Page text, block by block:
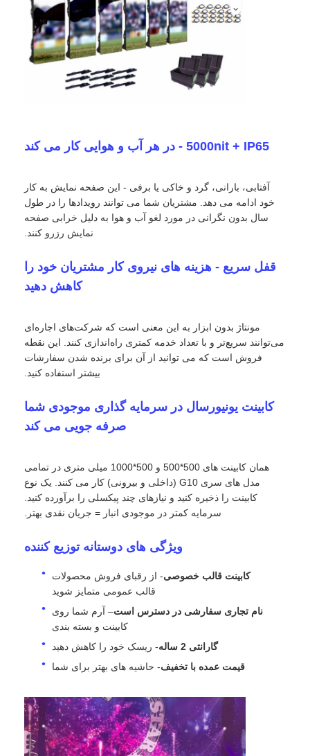
اجاره صفحه نمایش LED
صفحه نمایش LED SMD
5000nit + IP65 - در هر آب و هوایی کار می کند
آفتابی، بارانی، گرد و خاکی یا برفی - این صفحه نمایش به کار
خود ادامه می دهد. مشتریان شما می توانند رویدادها را در طول
سال بدون نگرانی در مورد لغو آب و هوا به دلیل خرابی صفحه
نمایش رزرو کنند.
قفل سریع - هزینه های نیروی کار مشتریان خود را
کاهش دهید
مونتاژ بدون ابزار به این معنی است که شرکت‌های اجاره‌ای
می‌توانند سریع‌تر و با تعداد خدمه کمتری راه‌اندازی کنند. این نقطه
فروش است که می توانید از آن برای برنده شدن سفارشات
بیشتر استفاده کنید.
کابینت یونیورسال در سرمایه گذاری موجودی شما
صرفه جویی می کند
همان کابینت های 500*500 و 500*1000 میلی متری در تمامی
مدل های سری G10 (داخلی و بیرونی) کار می کنند. یک نوع
کابینت را ذخیره کنید و نیازهای چند پیکسلی را برآورده کنید.
سرمایه کمتر در موجودی انبار = جریان نقدی بهتر.
ویژگی های دوستانه توزیع کننده
کابینت قالب خصوصی- از رقبای فروش محصولات
قالب عمومی متمایز شوید
نام تجاری سفارشی در دسترس است– آرم شما روی
کابینت و بسته بندی
گارانتی 2 ساله
- ریسک خود را کاهش دهید
قیمت عمده با تخفیف- حاشیه های بهتر برای شما